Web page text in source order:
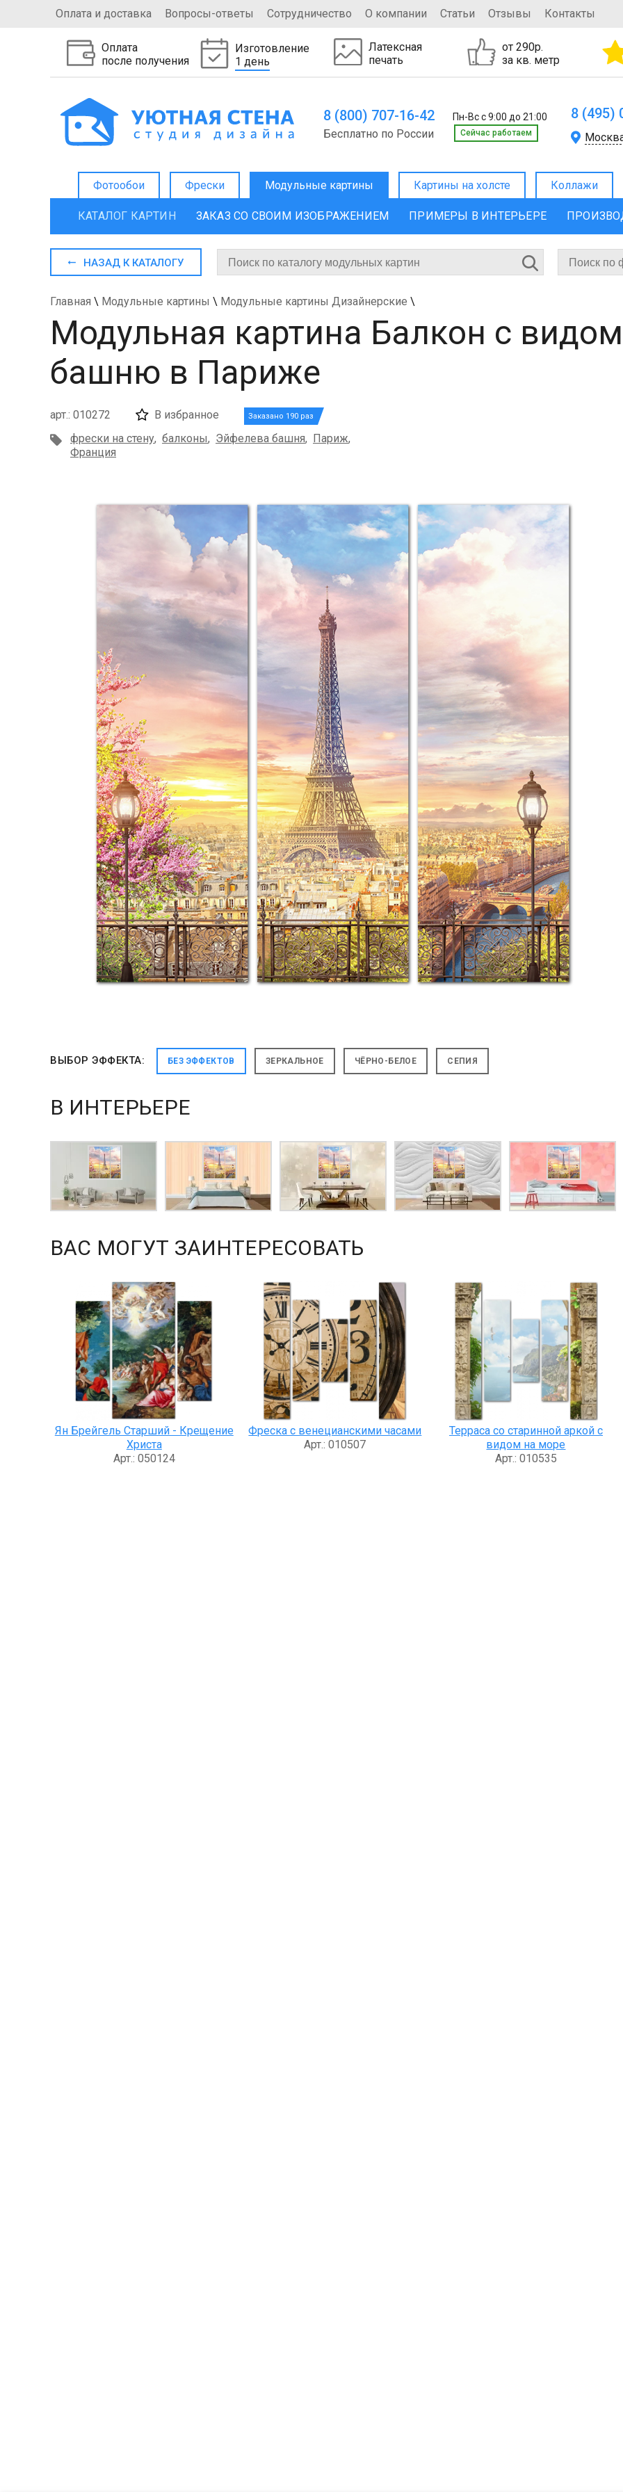
Оплата и доставка Вопросы-ответы Сотрудничество О компании Статьи Отзывы Контакты
Оплата
после получения
Изготовление
1 день
Латексная
печать
от 290р.
за кв. метр
8 (800) 707-16-42 Пн-Вс с 9:00 до 21:00
Бесплатно по России Cейчас работаем
8 (495)
Фотообои Фрески Модульные картины Картины на холсте Коллажи
КАТАЛОГ КАРТИН ЗАКАЗ СО СВОИМ ИЗОБРАЖЕНИЕМ ПРИМЕРЫ В ИНТЕРЬЕРЕ
НАЗАД К КАТАЛОГУ
Главная \ Модульные картины \ Модульные картины Дизайнерские \
Модульная картина Балкон с
башню в Париже
арт.: 010272 В избранное Заказано 190 раз
фрески на стену, балконы, Эйфелева башня, Париж,
Франция
ВЫБОР ЭФФЕКТА: БЕЗ ЭФФЕКТОВ ЗЕРКАЛЬНОЕ ЧЁРНО-БЕЛОЕ СЕПИЯ
В ИНТЕРЬЕРЕ
ВАС МОГУТ ЗАИНТЕРЕСОВАТЬ
Ян Брейгель Старший - Крещение
Христа
Арт.: 050124
Фреска с венецианскими часами
Арт.: 010507
Терраса со старинной аркой с
видом на море
Арт.: 010535